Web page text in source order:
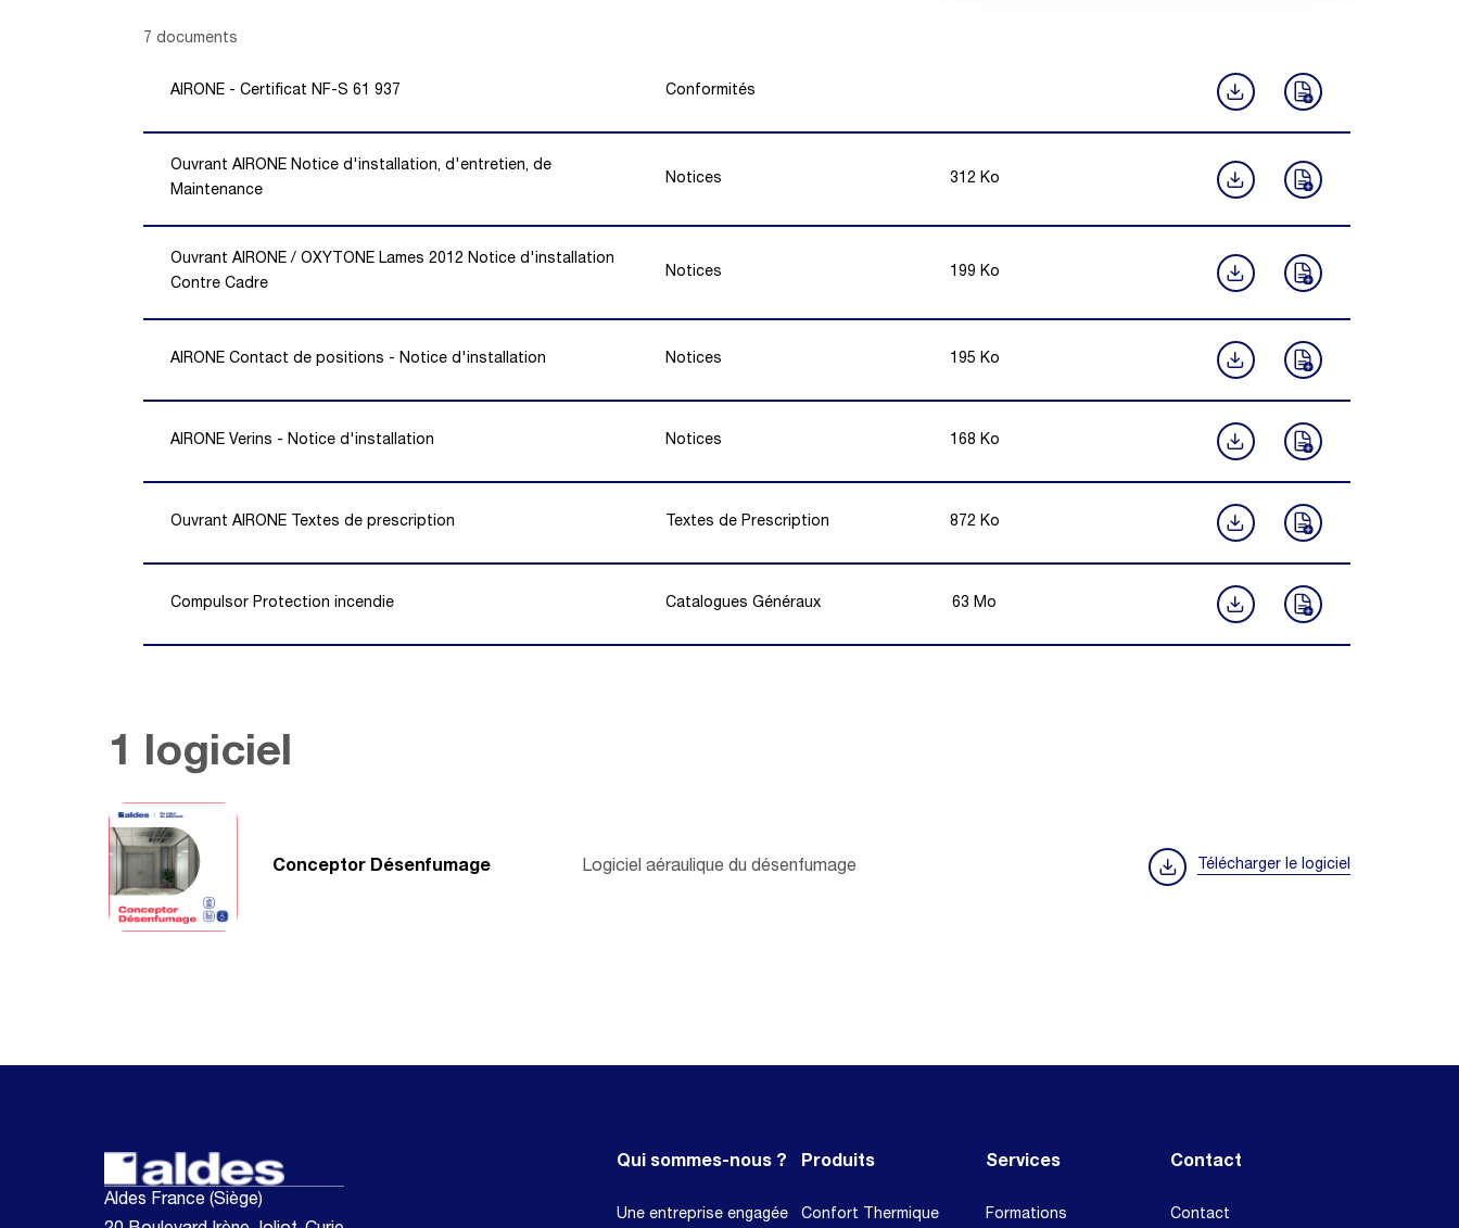
Showing 1 -7
7 documents
AIRONE - Certificat NF-S 61 937 Conformités
Ouvrant AIRONE Notice d'installation, d'entretien, de
Maintenance
Notices 312 Ko
Ouvrant AIRONE / OXYTONE Lames 2012 Notice d'installation
Contre Cadre
Notices 199 Ko
AIRONE Contact de positions - Notice d'installation Notices 195 Ko
AIRONE Verins - Notice d'installation Notices 168 Ko
Ouvrant AIRONE Textes de prescription Textes de Prescription 872 Ko
Compulsor Protection incendie Catalogues Généraux 63 Mo
1 logiciel
Conceptor Désenfumage Logiciel aéraulique du désenfumage Télécharger le logiciel
Aldes France (Siège)
Qui sommes-nous ?
Une entreprise engagée
Produits
Confort Thermique
Services
Formations
Contact
Contact